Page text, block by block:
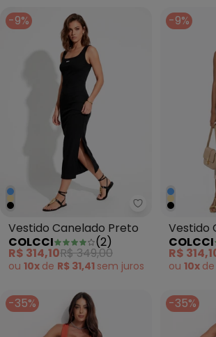
-9%
Colcci -
Vestido Canelado Preto
COLCCI
(2)
R$ 314,10R$ 349,00
ou 10x de R$ 31,41 sem juros
-9%
Vestido
COLCCI
R$
ou 10x de
-35% -35%